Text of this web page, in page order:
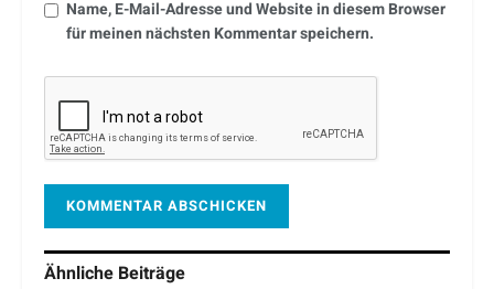
Name, E-Mail-Adresse und Website in diesem Browser
für meinen nächsten Kommentar speichern.
Ähnliche Beiträge